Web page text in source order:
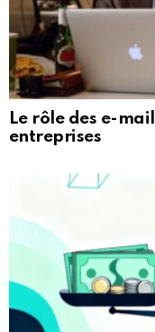
Le rôle des e-
entreprises